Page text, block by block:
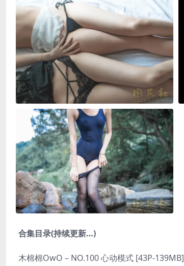
合集目录(持续更新…)
木棉棉OwO – NO.100 心动模式 [43P-139MB]